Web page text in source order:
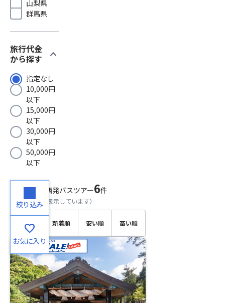
山梨県
群馬県
旅行代金
から探す
expand_more
指定なし
10,000円
以下
15,000円
以下
30,000円
以下
50,000円
以下
絞り込み
favorite
お気に入り
検索結果 関西発バスツアー6件
1～6件目を表示しています）
おすす
め順
新着順 安い順 高い順